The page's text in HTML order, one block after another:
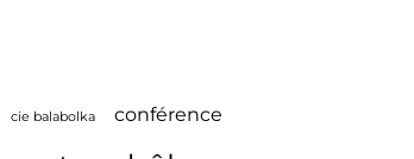
cie balabolka conférence